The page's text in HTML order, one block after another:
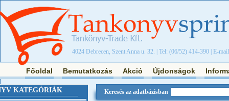
4024 Debrecen, Szent Anna u. 32. | Tel: (06/52) 414-390 | E-
Főoldal Bemutatkozás Akció Újdonságok
KATEGÓRIÁK Keresés az adatbázisban